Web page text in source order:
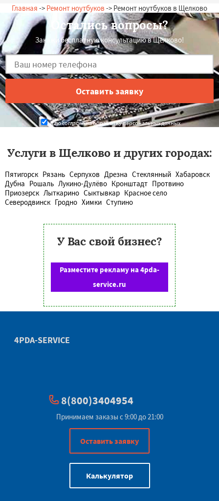
Главная -> Ремонт ноутбуков -> Ремонт ноутбуков в Щелково
Остались вопросы?
Закажи бесплатную консультацию в Щелково!
Даю согласие на обработку персональных данных
Услуги в Щелково и других городах:
Пятигорск Рязань Серпухов Дрезна Стеклянный Хабаровск
Дубна Рошаль Лукино-Дулёво Кронштадт Протвино
Приозерск Лыткарино Сыктывкар Красное село
Северодвинск Гродно Химки Ступино
У Вас свой бизнес?
Разместите рекламу на 4pda-
service.ru
4PDA-SERVICE
8(800)3404954
Принимаем заказы с 9:00 до 21:00
Оставить заявку
Калькулятор